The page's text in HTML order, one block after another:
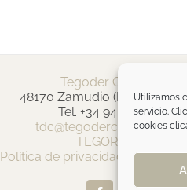
Utilizamos
servicio.
cookies
Tegoder Cosmetics
48170 Zamudio (Bizkaia) -
Tel. +34 94 454 42 00
TEGOR Group
Política de privacidad Política